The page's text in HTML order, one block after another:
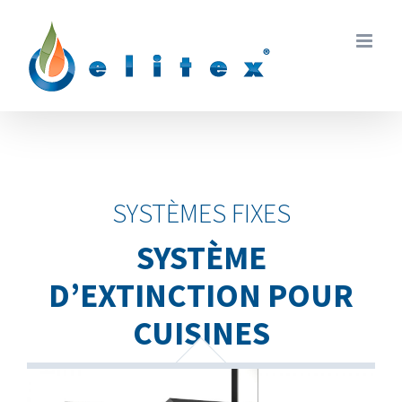
content
SYSTÈMES FIXES
SYSTÈME
D’EXTINCTION POUR
CUISINES